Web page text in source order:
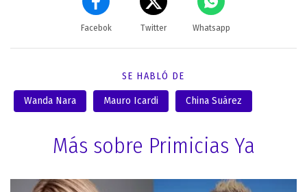
Facebok Twitter Whatsapp
SE HABLÓ DE
Wanda Nara Mauro Icardi China Suárez
Más sobre Primicias Ya